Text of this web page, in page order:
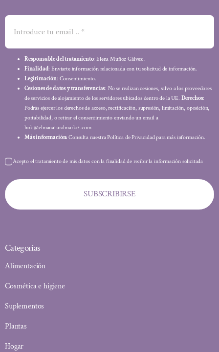
Responsable del tratamiento: Elena Muñoz Gálvez .
Finalidad: Enviarte información relacionada con tu solicitud de información.
Legitimación: Consentimiento.
Cesiones de datos y transferencias: No se realizan cesiones, salvo a los proveedores
de servicios de alojamiento de los servidores ubicados dentro de la UE. Derechos:
Podrás ejercer los derechos de acceso, rectificación, supresión, limitación, oposición,
portabilidad, o retirar el consentimiento enviando un email a
hola@elmanaturalmarket.com
Más información: Consulta nuestra Política de Privacidad para más información.
Acepto el tratamiento de mis datos con la finalidad de recibir la información solicitada
SUBSCRIBIRSE
Categorías
Alimentación
Cosmética e higiene
Suplementos
Plantas
Hogar